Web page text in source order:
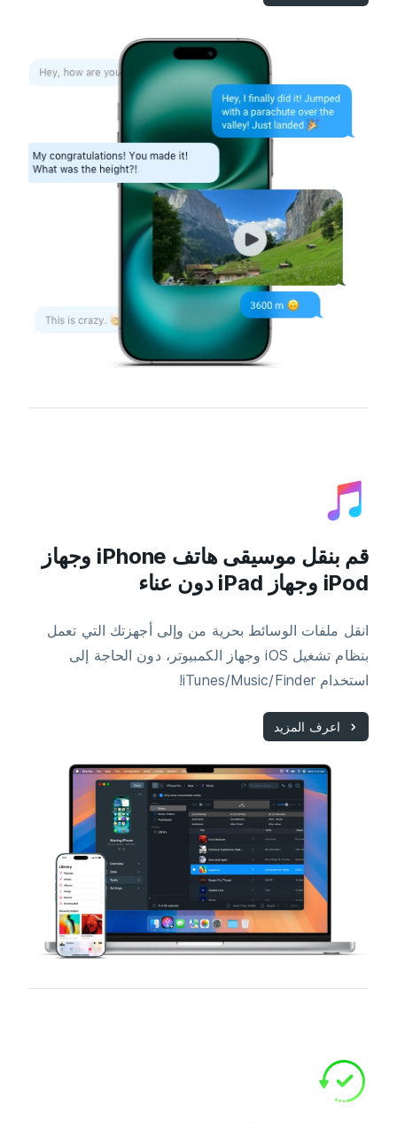
قم بنقل موسيقى هاتف iPhone وجهاز
iPod وجهاز iPad دون عناء
انقل ملفات الوسائط بحرية من وإلى أجهزتك التي تعمل
بنظام تشغيل iOS وجهاز الكمبيوتر، دون الحاجة إلى
استخدام iTunes/Music/Finder!
اعرف المزيد